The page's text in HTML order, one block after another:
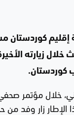
خلال زيارته
كوردستان.
خلال مؤتمر
الإطار زار وفد من